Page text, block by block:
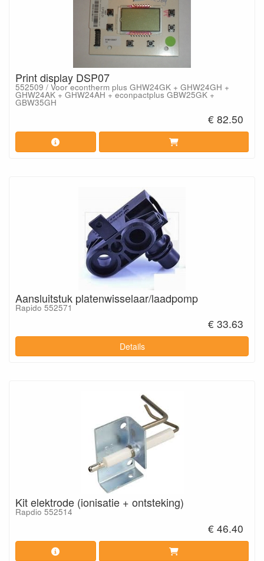
Print display DSP07
552509 / Voor econtherm plus GHW24GK + GHW24GH +
GHW24AK + GHW24AH + econpactplus GBW25GK +
GBW35GH
€ 82.50
Aansluitstuk platenwisselaar/laadpomp
Rapido 552571
€ 33.63
Details
Kit elektrode (ionisatie + ontsteking)
Rapdio 552514
€ 46.40